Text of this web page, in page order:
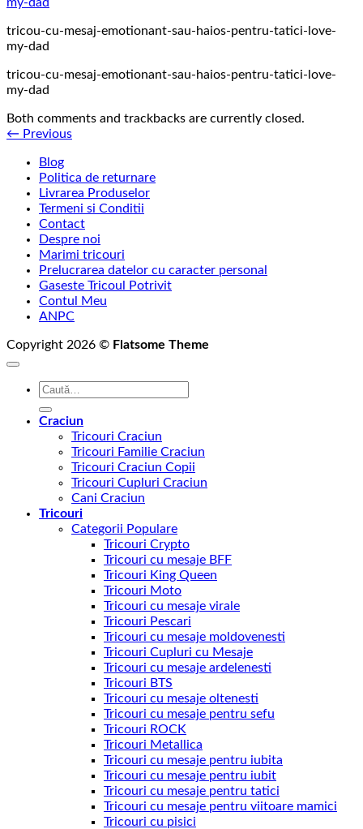
tricou-cu-mesaj-emotionant-sau-haios-pentru-tatici-love-
my-dad
tricou-cu-mesaj-emotionant-sau-haios-pentru-tatici-love-
my-dad
Both comments and trackbacks are currently closed.
← Previous
Blog
Politica de returnare
Livrarea Produselor
Termeni si Conditii
Contact
Despre noi
Marimi tricouri
Prelucrarea datelor cu caracter personal
Gaseste Tricoul Potrivit
Contul Meu
ANPC
Copyright 2026 © Flatsome Theme
Caută
Craciun
Tricouri Craciun
Tricouri Familie Craciun
Tricouri Craciun Copii
Tricouri Cupluri Craciun
Cani Craciun
Tricouri
Categorii Populare
Tricouri Crypto
Tricouri cu mesaje BFF
Tricouri King Queen
Tricouri Moto
Tricouri cu mesaje virale
Tricouri Pescari
Tricouri cu mesaje moldovenesti
Tricouri Cupluri cu Mesaje
Tricouri cu mesaje ardelenesti
Tricouri BTS
Tricouri cu mesaje oltenesti
Tricouri cu mesaje pentru sefu
Tricouri ROCK
Tricouri Metallica
Tricouri cu mesaje pentru iubita
Tricouri cu mesaje pentru iubit
Tricouri cu mesaje pentru tatici
Tricouri cu mesaje pentru viitoare mamici
Tricouri cu pisici